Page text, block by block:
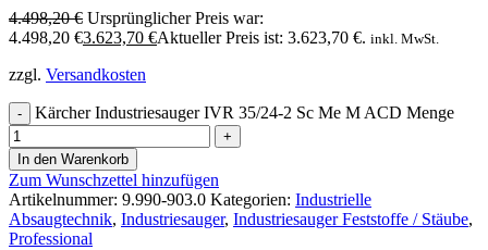
4.498,20€ Ursprünglicher Preis war:
4.498,20 €3.623,70 €Aktueller Preis ist: 3.623,70 €. inkl. MwSt.
zzgl. Versandkosten
Kärcher Industriesauger IVR 35/24-2 Sc Me M ACD Menge
In den Warenkorb
Zum Wunschzettel hinzufügen
Artikelnummer: 9.990-903.0 Kategorien: Industrielle
Absaugtechnik, Industriesauger, Industriesauger Feststoffe / Stäube,
Professional